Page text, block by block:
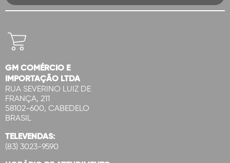
GM COMÉRCIO E
IMPORTAÇÃO LTDA
RUA SEVERINO LUIZ DE
FRANÇA, 211
58102-600, CABEDELO
BRASIL
TELEVENDAS:
(83) 3023-9590